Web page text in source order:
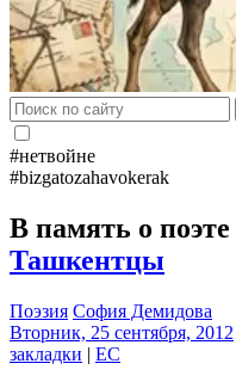
#нетвойне
#bizgatozahavokerak
В память о поэте
Ташкентцы
Поэзия София Демидова
Вторник, 25 сентября, 2012
закладки | EC